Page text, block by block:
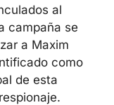
al
campaña se
a Maxim
como
de esta